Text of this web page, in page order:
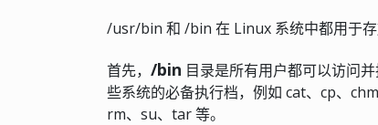
/usr/bin 和 /bin 在 Linux 系统中都用于存
首先， /bin 目录是所有用户都可以访问
些系统的必备执行档，例如 cat、cp、
rm、su、tar 等。